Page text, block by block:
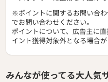
※ポイントに関するお問い合わ
でお問い合わせください。
ポイントについて、広告主に
イント獲得対象外となる場合が
みんなが使ってる大人気